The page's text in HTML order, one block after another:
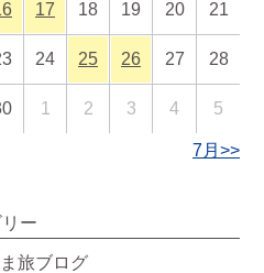
17 18 19 20 21
24 25 26 27 28
1 2 3 4 5
7月>>
ー
旅ブログ